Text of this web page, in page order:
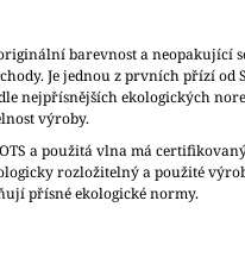
barevnost a neopakující
Je jednou z prvních přízí od
nejpřísnějších ekologických
výroby.
a použitá vlna má
rozložitelný a použité
přísné ekologické normy.